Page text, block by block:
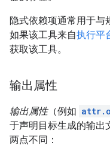
隐式依赖项通常用于与
如果该工具来自执行平
获取该工具。
输出属性
输出属性（例如
于声明目标生成的输出
两点不同：